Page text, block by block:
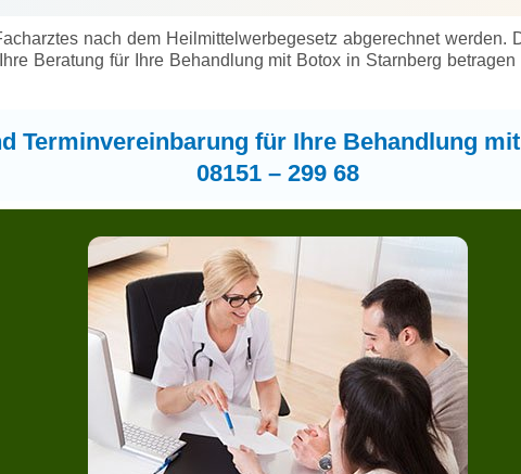
nach dem Heilmittelwerbegesetz abgerechnet werden.
Beratung für Ihre Behandlung mit Botox in Starnberg
Terminvereinbarung für Ihre Behandlung
08151 – 299 68